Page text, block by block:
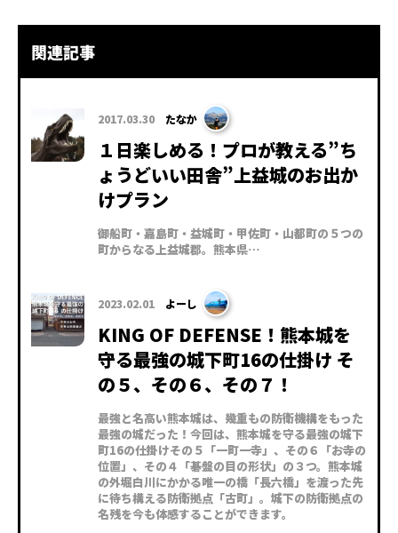
関連記事
2017.03.30 たなか
１日楽しめる！プロが教える”ち
ょうどいい田舎”上益城のお出か
けプラン
御船町・嘉島町・益城町・甲佐町・山都町の５つの
町からなる上益城郡。熊本県…
2023.02.01 よーし
KING OF DEFENSE！熊本城を
守る最強の城下町16の仕掛け そ
の５、その６、その７！
最強と名高い熊本城は、幾重もの防衛機構をもった
最強の城だった！今回は、熊本城を守る最強の城下
町16の仕掛けその５「一町一寺」、その６「お寺の
位置」、その４「碁盤の目の形状」の３つ。熊本城
の外堀白川にかかる唯一の橋「長六橋」を渡った先
に待ち構える防衛拠点「古町」。城下の防衛拠点の
名残を今も体感することができます。